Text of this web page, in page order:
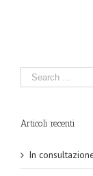
Articoli recenti
In